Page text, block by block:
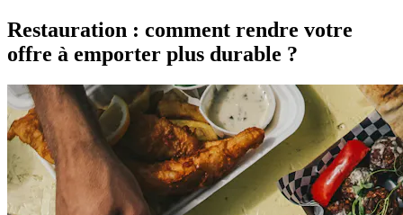
Restauration : comment rendre votre
offre à emporter plus durable ?